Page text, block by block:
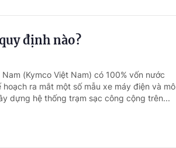
định nào?
(Kymco Việt Nam) có 100% vốn nước
ra mắt một số mẫu xe máy điện và mô
dựng hệ thống trạm sạc công cộng trên...